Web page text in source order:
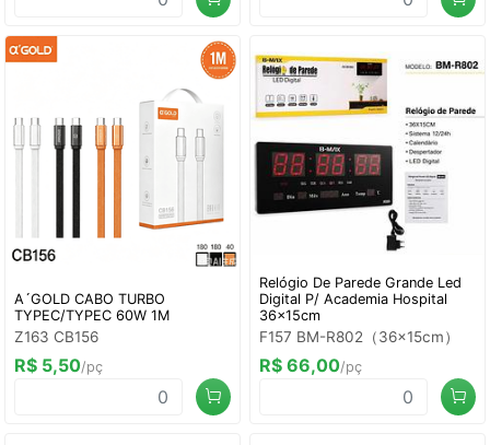
A´GOLD CABO TURBO
TYPEC/TYPEC 60W 1M
Z163 CB156
R$ 5,50/pç
Relógio De Parede Grande Led
Digital P/ Academia Hospital
36x15cm
F157 BM-R802（36x15cm）
R$ 66,00/pç